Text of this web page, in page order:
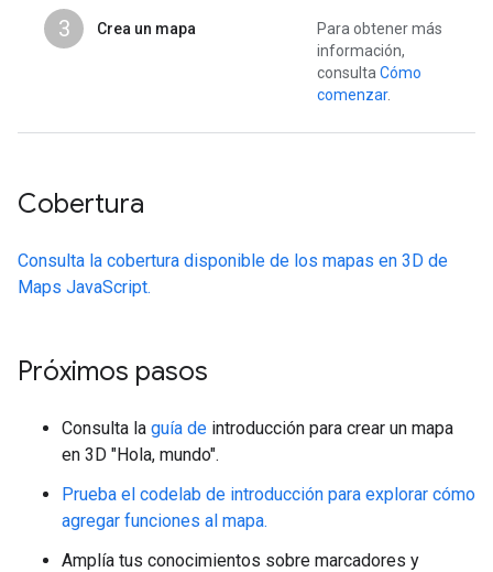
3 Crea un mapa
Para obtener más
información,
consulta Cómo
comenzar.
Cobertura
Consulta la cobertura disponible de los mapas en 3D de
Maps JavaScript.
Próximos pasos
Consulta la guía de introducción para crear un mapa
en 3D "Hola, mundo".
Prueba el codelab de introducción para explorar cómo
agregar funciones al mapa.
Amplía tus conocimientos sobre marcadores y